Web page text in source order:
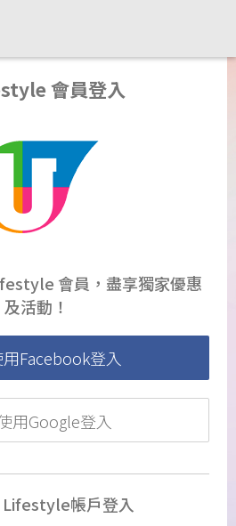
會員登入
會員，盡享獨家優惠
及活動！
Facebook登入
用Google登入
帳戶登入